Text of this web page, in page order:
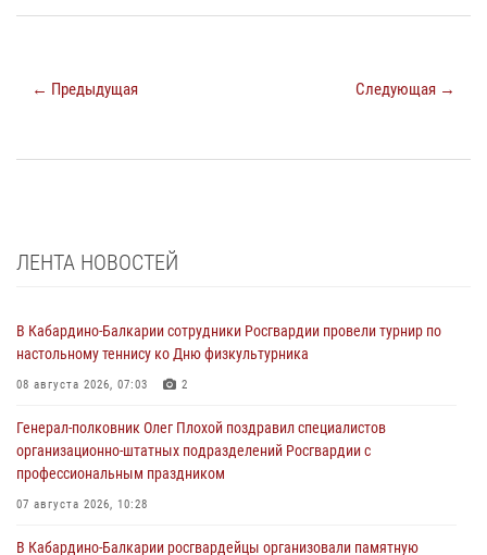
← Предыдущая Следующая →
ЛЕНТА НОВОСТЕЙ
В Кабардино-Балкарии сотрудники Росгвардии провели турнир по
настольному теннису ко Дню физкультурника
08 августа 2026, 07:03 2
Генерал-полковник Олег Плохой поздравил специалистов
организационно-штатных подразделений Росгвардии с
профессиональным праздником
07 августа 2026, 10:28
В Кабардино-Балкарии росгвардейцы организовали памятную